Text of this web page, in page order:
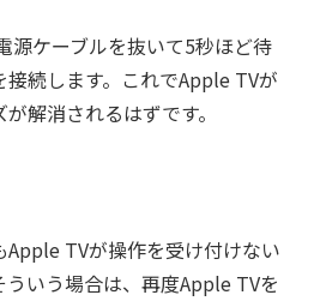
ケーブルを抜いて5秒ほど待
続します。これでApple TVが
解消されるはずです。
TVが操作を受け付けない
ういう場合は、再度Apple TVを